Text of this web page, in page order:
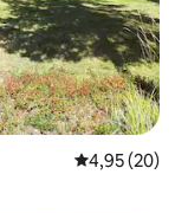
Gemiddelde
4,95 (20)